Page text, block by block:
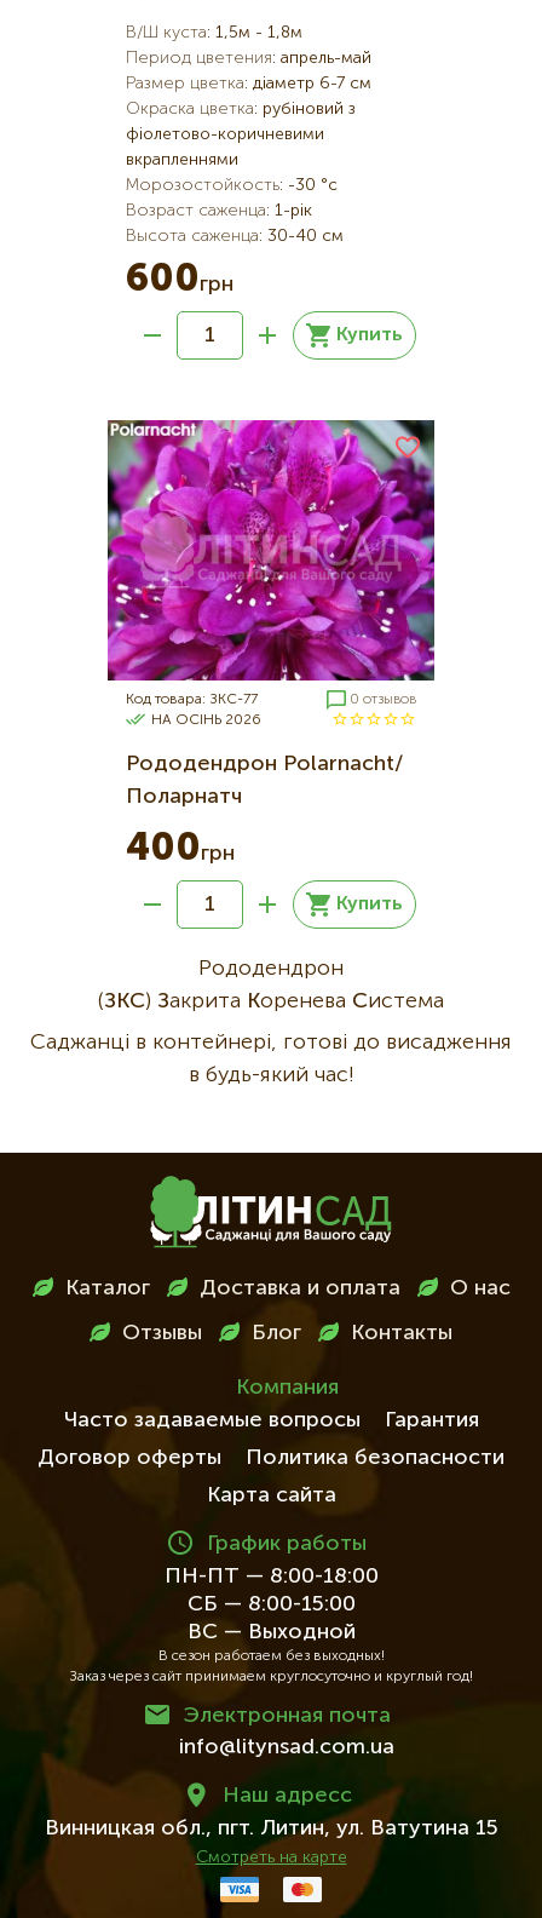
В/Ш куста: 1,5м - 1,8м
Период цветения: апрель-май
Размер цветка: діаметр 6-7 см
Окраска цветка: рубіновий з
фіолетово-коричневими
вкрапленнями
Морозостойкость: -30 °c
Возраст саженца: 1-рік
Высота саженца: 30-40 см
600грн
Купить
Код товара: ЗКС-77
0 отзывов
НА ОСІНЬ 2026
Рододендрон Polarnacht/
Поларнатч
400грн
Купить
Рододендрон
(ЗКС) Закрита Коренева Система
Саджанці в контейнері, готові до висадження
в будь-який час!
МенюКаталог Доставка и оплата О нас
Отзывы Блог Контакты
Компания
Часто задаваемые вопросы
Гарантия
Договор оферты
Политика безопасности
Карта сайта
График работы
ПН-ПТ — 8:00-18:00
СБ — 8:00-15:00
ВС — Выходной
В сезон работаем без выходных!
Заказ через сайт принимаем круглосуточно и круглый год!
Электронная почта
info@litynsad.com.ua
Наш адресc
Винницкая обл., пгт. Литин, ул. Ватутина 15
Смотреть на карте